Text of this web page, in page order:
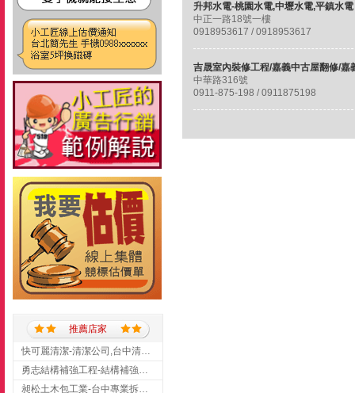
推薦店家
快可麗清潔-清潔公司,台中清潔公司,台中居家清潔
勇志結構補強工程-結構補強工程 ,桃園結構補強工程,龍潭結構補強工程
昶松土木包工業-台中專業拆除工程/挖土機出租
升邦水電-桃園水電,中壢水電,平鎮水電
中正一路18號一樓
0918953617 / 0918953617
中華路316號
0911-875-198 / 0911875198